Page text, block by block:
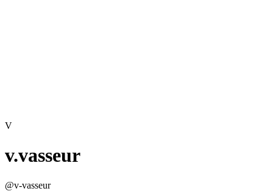
V
v.vasseur
@v-vasseur